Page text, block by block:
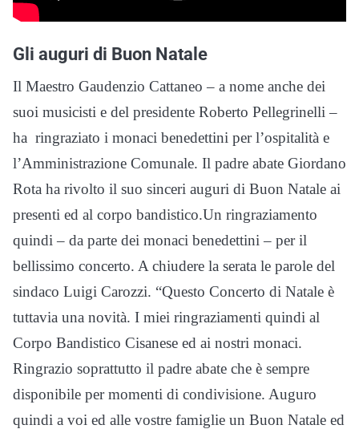
Gli auguri di Buon Natale
Il Maestro Gaudenzio Cattaneo – a nome anche dei
suoi musicisti e del presidente Roberto Pellegrinelli –
ha ringraziato i monaci benedettini per l’ospitalità e
l’Amministrazione Comunale. Il padre abate Giordano
Rota ha rivolto il suo sinceri auguri di Buon Natale ai
presenti ed al corpo bandistico.Un ringraziamento
quindi – da parte dei monaci benedettini – per il
bellissimo concerto. A chiudere la serata le parole del
sindaco Luigi Carozzi. “Questo Concerto di Natale è
tuttavia una novità. I miei ringraziamenti quindi al
Corpo Bandistico Cisanese ed ai nostri monaci.
Ringrazio soprattutto il padre abate che è sempre
disponibile per momenti di condivisione. Auguro
quindi a voi ed alle vostre famiglie un Buon Natale ed